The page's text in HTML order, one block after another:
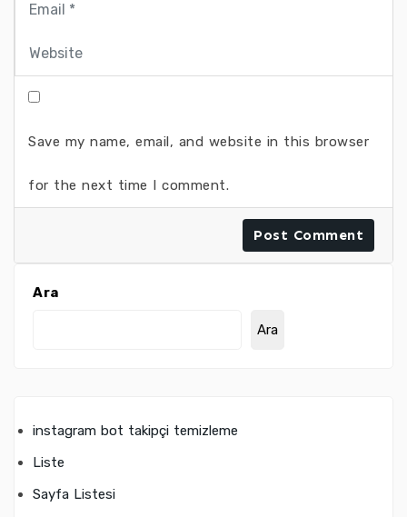
Save my name, email, and website in this browser
for the next time I comment.
Ara
Ara
instagram bot takipçi temizleme
Liste
Sayfa Listesi